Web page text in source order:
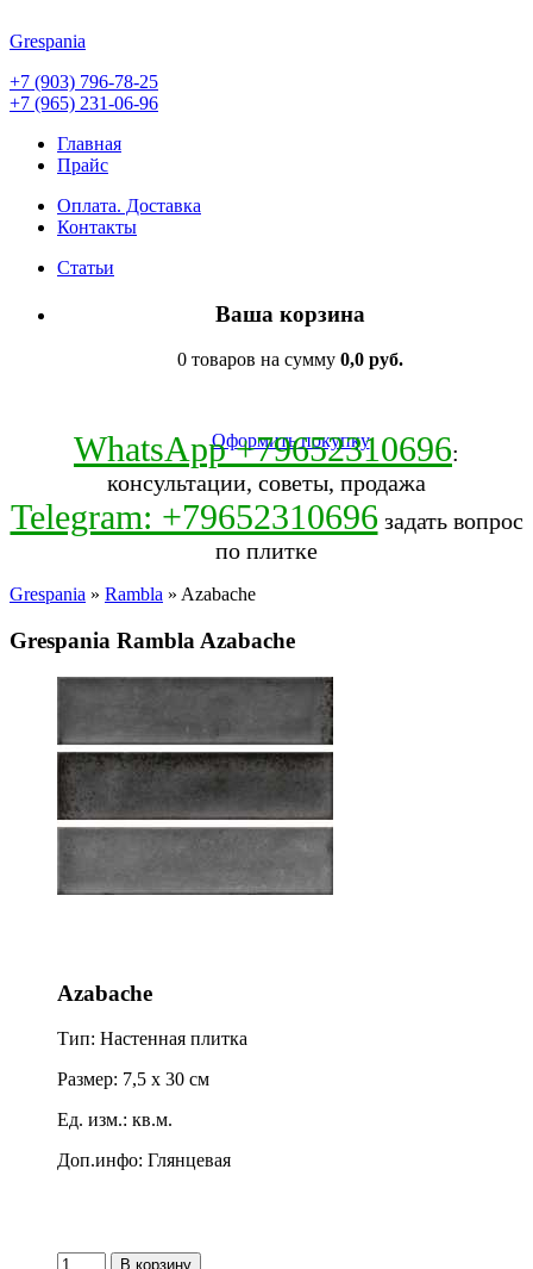
Grespania
+7 (903) 796-78-25
+7 (965) 231-06-96
Главная
Прайс
Оплата. Доставка
Контакты
Статьи
Ваша корзина
0 товаров на сумму 0,0 руб.
Оформить покупку
WhatsApp +79652310696:
консультации, советы, продажа
Telegram: +79652310696 задать вопрос
по плитке
Grespania » Rambla » Azabache
Grespania Rambla Azabache
Azabache
Тип: Настенная плитка
Размер: 7,5 x 30 см
Ед. изм.: кв.м.
Доп.инфо: Глянцевая